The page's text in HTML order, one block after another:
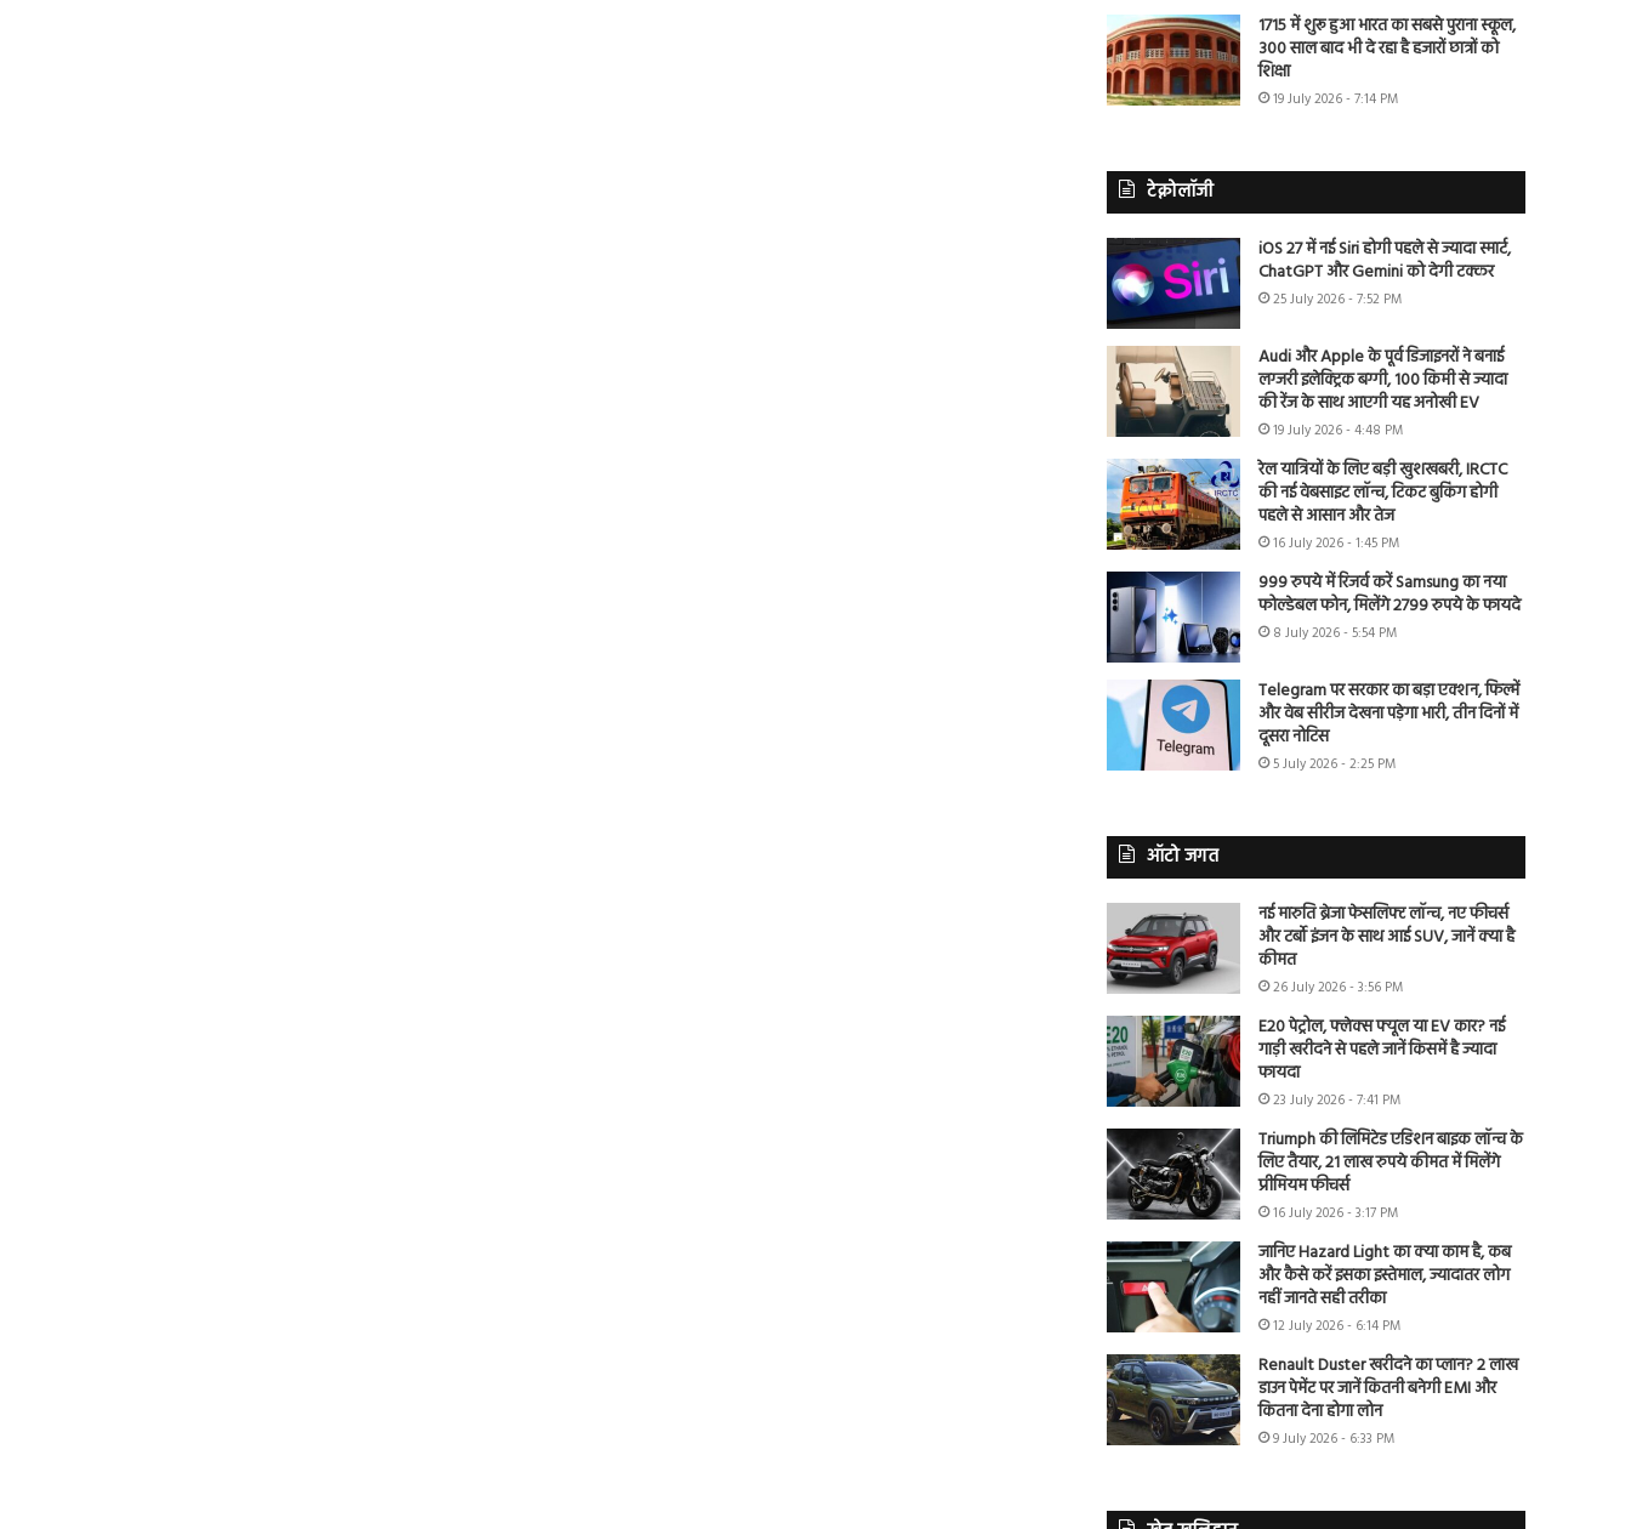
1715 में शुरू हुआ भारत का सबसे पुराना स्कूल,
300 साल बाद भी दे रहा है हजारों छात्रों को
शिक्षा
19 July 2026 - 7:14 PM
टेक्नोलॉजी
iOS 27 में नई Siri होगी पहले से ज्यादा स्मार्ट,
ChatGPT और Gemini को देगी टक्कर
25 July 2026 - 7:52 PM
Audi और Apple के पूर्व डिजाइनरों ने बनाई
लग्जरी इलेक्ट्रिक बग्गी, 100 किमी से ज्यादा
की रेंज के साथ आएगी यह अनोखी EV
19 July 2026 - 4:48 PM
रेल यात्रियों के लिए बड़ी खुशखबरी, IRCTC
की नई वेबसाइट लॉन्च, टिकट बुकिंग होगी
पहले से आसान और तेज
16 July 2026 - 1:45 PM
999 रुपये में रिजर्व करें Samsung का नया
फोल्डेबल फोन, मिलेंगे 2799 रुपये के फायदे
8 July 2026 - 5:54 PM
Telegram पर सरकार का बड़ा एक्शन, फिल्में
और वेब सीरीज देखना पड़ेगा भारी, तीन दिनों में
दूसरा नोटिस
5 July 2026 - 2:25 PM
ऑटो जगत
नई मारुति ब्रेजा फेसलिफ्ट लॉन्च, नए फीचर्स
और टर्बो इंजन के साथ आई SUV, जानें क्या है
कीमत
26 July 2026 - 3:56 PM
E20 पेट्रोल, फ्लेक्स फ्यूल या EV कार? नई
गाड़ी खरीदने से पहले जानें किसमें है ज्यादा
फायदा
23 July 2026 - 7:41 PM
Triumph की लिमिटेड एडिशन बाइक लॉन्च के
लिए तैयार, 21 लाख रुपये कीमत में मिलेंगे
प्रीमियम फीचर्स
16 July 2026 - 3:17 PM
जानिए Hazard Light का क्या काम है, कब
और कैसे करें इसका इस्तेमाल, ज्यादातर लोग
नहीं जानते सही तरीका
12 July 2026 - 6:14 PM
Renault Duster खरीदने का प्लान? 2 लाख
डाउन पेमेंट पर जानें कितनी बनेगी EMI और
कितना देना होगा लोन
9 July 2026 - 6:33 PM